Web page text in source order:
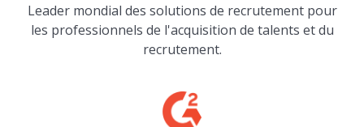
Leader mondial des solutions de recrutement pour
les professionnels de l'acquisition de talents et du
recrutement.